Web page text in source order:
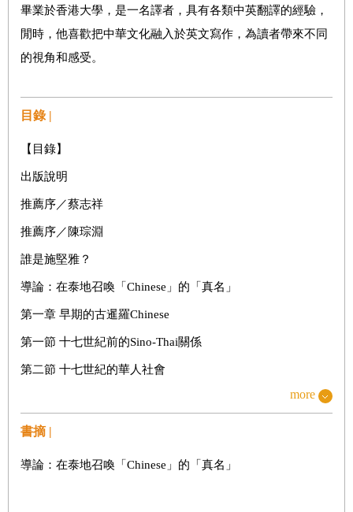
畢業於香港大學，是一名譯者，具有各類中英翻譯的經驗，
閒時，他喜歡把中華文化融入於英文寫作，為讀者帶來不同
的視角和感受。
目錄 |
【目錄】
出版說明
推薦序／蔡志祥
推薦序／陳琮淵
誰是施堅雅？
導論：在泰地召喚「Chinese」的「真名」
第一章 早期的古暹羅Chinese
第一節 十七世紀前的Sino-Thai關係
第二節 十七世紀的華人社會
第四節 達信王時代和卻克里朝初期的Chinese情況
more
書摘 |
導論：在泰地召喚「Chinese」的「真名」